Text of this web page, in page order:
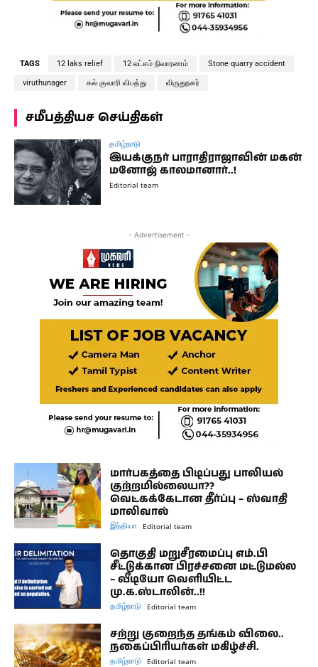
TAGS 12 laks relief 12 லட்சம் நிவாரணம் Stone quarry accident
viruthunager கல் குவாரி விபத்து விருதுநகர்
சமீபத்தியச செய்திகள்
தமிழ்நாடு
இயக்குநர் பாராதிராஜாவின் மகன்
மனோஜ் காலமானார்..!
Editorial team
- Advertisement -
மார்பகத்தை பிடிப்பது பாலியல்
குற்றமில்லையா??
வெட்கக்கேடான தீர்ப்பு – ஸ்வாதி
மாலிவால்
இந்தியா Editorial team
தொகுதி மறுசீரமைப்பு எம்.பி
சீட்டுக்கான பிரச்சனை மட்டுமல்ல
– வீடியோ வெளியிட்ட
மு.க.ஸ்டாலின்..!!
தமிழ்நாடு Editorial team
சற்று குறைந்த தங்கம் விலை..
நகைப்பிரியர்கள் மகிழ்ச்சி.
தமிழ்நாடு Editorial team